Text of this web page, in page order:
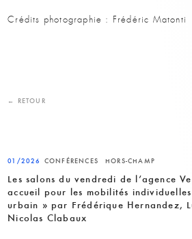
Crédits photographie : Frédéric Matonti
← RETOUR
01/2026 CONFÉRENCES HORS-CHAMP
Les salons du vendredi de l’agence
accueil pour les mobilités
urbain » par Frédérique Hernandez,
Nicolas Clabaux